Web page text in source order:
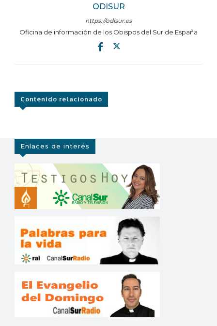
ODISUR
https://odisur.es
Oficina de información de los Obispos del Sur de España
Contenido relacionado
Enlaces de interés